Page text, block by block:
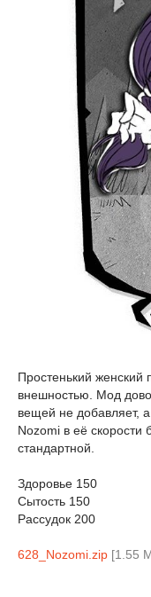
Простенький женский
внешностью. Мод
вещей не добавляет,
Nozomi в её скорости
стандартной.
Здоровье 150
Сытость 150
Рассудок 200
628_Nozomi.zip [1.55